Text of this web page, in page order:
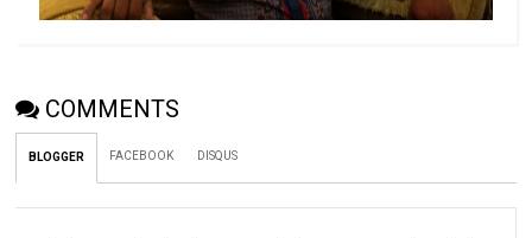
COMMENTS
BLOGGER FACEBOOK DISQUS